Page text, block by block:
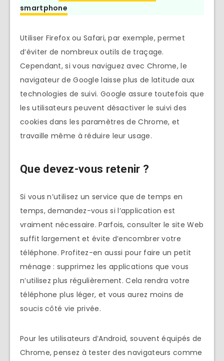
smartphone
Utiliser Firefox ou Safari, par exemple, permet
d’éviter de nombreux outils de traçage.
Cependant, si vous naviguez avec Chrome, le
navigateur de Google laisse plus de latitude aux
technologies de suivi. Google assure toutefois que
les utilisateurs peuvent désactiver le suivi des
cookies dans les paramètres de Chrome, et
travaille même à réduire leur usage.
Que devez-vous retenir ?
Si vous n’utilisez un service que de temps en
temps, demandez-vous si l’application est
vraiment nécessaire. Parfois, consulter le site Web
suffit largement et évite d’encombrer votre
téléphone. Profitez-en aussi pour faire un petit
ménage : supprimez les applications que vous
n’utilisez plus régulièrement. Cela rendra votre
téléphone plus léger, et vous aurez moins de
soucis côté vie privée.
Pour les utilisateurs d’Android, souvent équipés de
Chrome, pensez à tester des navigateurs comme